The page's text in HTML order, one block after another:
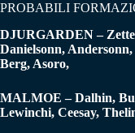
PROBABILI
DJURGARDEN –
Danielsonn,
Berg, Asoro,
MALMOE – Dalhin,
Lewinchi, Ceesay,